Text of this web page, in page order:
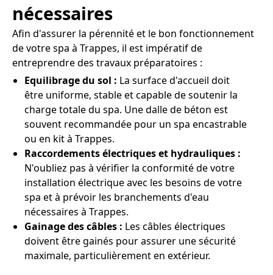
nécessaires
Afin d'assurer la pérennité et le bon fonctionnement
de votre spa à Trappes, il est impératif de
entreprendre des travaux préparatoires :
Equilibrage du sol : La surface d'accueil doit
être uniforme, stable et capable de soutenir la
charge totale du spa. Une dalle de béton est
souvent recommandée pour un spa encastrable
ou en kit à Trappes.
Raccordements électriques et hydrauliques :
N'oubliez pas à vérifier la conformité de votre
installation électrique avec les besoins de votre
spa et à prévoir les branchements d'eau
nécessaires à Trappes.
Gainage des câbles : Les câbles électriques
doivent être gainés pour assurer une sécurité
maximale, particulièrement en extérieur.